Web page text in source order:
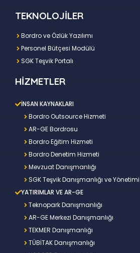
TEKNOLOJİLER
Bordro ve Özlük Yazılımı
Personel Bütçesi Modülü
SGK Teşvik Portalı
HİZMETLER
İNSAN KAYNAKLARI
Bordro Outsource Hizmeti
AR-GE Bordrosu
Bordro Eğitim Hizmeti
Bordro Denetim Hizmeti
Mevzuat Danışmanlığı
SGK Teşvik Danışmanlığı ve Yönetimi
YATIRIMLAR VE AR-GE
Teknopark Danışmanlığı
AR-GE Merkezi Danışmanlığı
TEKMER Danışmanlığı
TÜBİTAK Danışmanlığı